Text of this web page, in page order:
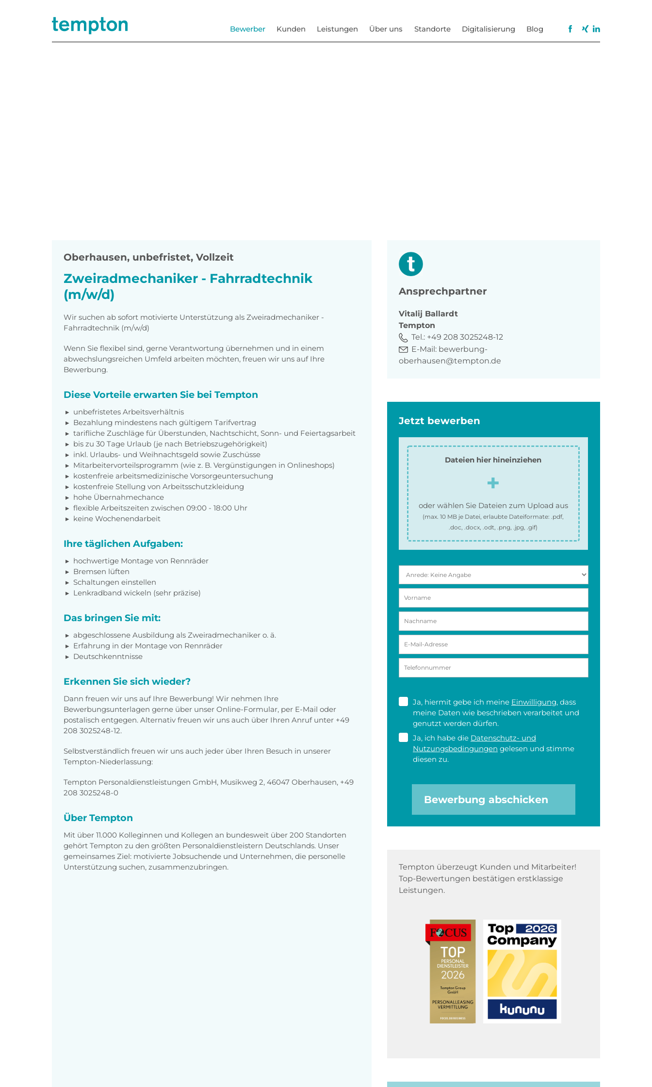
Bewerber Kunden Leistungen Über uns Standorte Digitalisierung Blog
Oberhausen, unbefristet, Vollzeit
Zweiradmechaniker - Fahrradtechnik
(m/w/d)
Wir suchen ab sofort motivierte Unterstützung als Zweiradmechaniker -
Fahrradtechnik (m/w/d)
Wenn Sie flexibel sind, gerne Verantwortung übernehmen und in einem
abwechslungsreichen Umfeld arbeiten möchten, freuen wir uns auf Ihre
Bewerbung.
Diese Vorteile erwarten Sie bei Tempton
unbefristetes Arbeitsverhältnis
Bezahlung mindestens nach gültigem Tarifvertrag
tarifliche Zuschläge für Überstunden, Nachtschicht, Sonn- und Feiertagsarbeit
bis zu 30 Tage Urlaub (je nach Betriebszugehörigkeit)
inkl. Urlaubs- und Weihnachtsgeld sowie Zuschüsse
Mitarbeitervorteilsprogramm (wie z. B. Vergünstigungen in Onlineshops)
kostenfreie arbeitsmedizinische Vorsorgeuntersuchung
kostenfreie Stellung von Arbeitsschutzkleidung
hohe Übernahmechance
flexible Arbeitszeiten zwischen 09:00 - 18:00 Uhr
keine Wochenendarbeit
Ihre täglichen Aufgaben:
hochwertige Montage von Rennräder
Bremsen lüften
Schaltungen einstellen
Lenkradband wickeln (sehr präzise)
Das bringen Sie mit:
abgeschlossene Ausbildung als Zweiradmechaniker o. ä.
Erfahrung in der Montage von Rennräder
Deutschkenntnisse
Erkennen Sie sich wieder?
Dann freuen wir uns auf Ihre Bewerbung! Wir nehmen Ihre
Bewerbungsunterlagen gerne über unser Online-Formular, per E-Mail oder
postalisch entgegen. Alternativ freuen wir uns auch über Ihren Anruf unter +49
208 3025248-12.
Selbstverständlich freuen wir uns auch jeder über Ihren Besuch in unserer
Tempton-Niederlassung:
Tempton Personaldienstleistungen GmbH, Musikweg 2, 46047 Oberhausen, +49
208 3025248-0
Über Tempton
Mit über 11.000 Kolleginnen und Kollegen an bundesweit über 200 Standorten
gehört Tempton zu den größten Personaldienstleistern Deutschlands. Unser
gemeinsames Ziel: motivierte Jobsuchende und Unternehmen, die personelle
Unterstützung suchen, zusammenzubringen.
Ansprechpartner
Vitalij Ballardt
Tempton
Tel.: +49 208 3025248-12
E-Mail: bewerbung-
oberhausen@tempton.de
Jetzt bewerben
Dateien hier hineinziehen
oder wählen Sie Dateien zum Upload aus
(max.10 MB je Datei, erlaubte Dateiformate:.pdf,
.doc, .docx, .odt, .png, .jpg, .gif)
Ja, hiermit gebe ich meine Einwilligung, dass
meine Daten wie beschrieben verarbeitet und
genutzt werden dürfen.
Ja, ich habe die Datenschutz- und
Nutzungsbedingungen gelesen und stimme
diesen zu.
Bewerbung abschicken
Tempton überzeugt Kunden und Mitarbeiter!
Top-Bewertungen bestätigen erstklassige
Leistungen.